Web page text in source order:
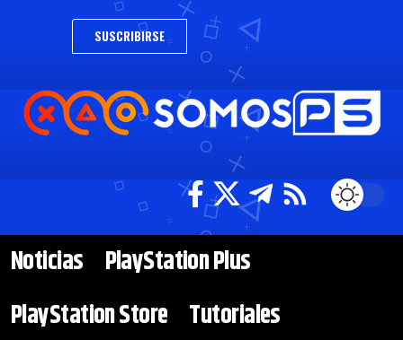
SUSCRIBIRSE
Noticias
PlayStation Plus
PlayStation Store Tutoriales